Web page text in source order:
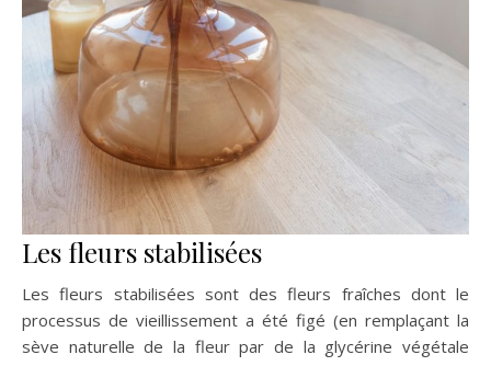
Les fleurs stabilisées
Les fleurs stabilisées sont des fleurs fraîches dont le
processus de vieillissement a été figé (en remplaçant la
sève naturelle de la fleur par de la glycérine végétale